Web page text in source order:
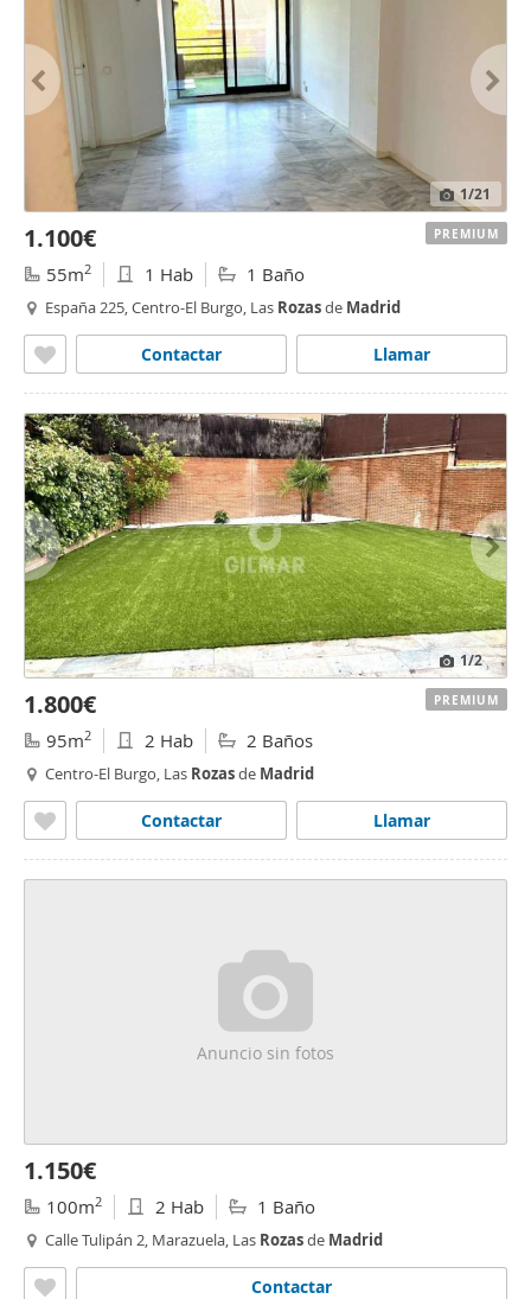
1/21
1.100€
55m2 1 Hab 1 Baño
España 225, Centro-El Burgo, Las Rozasde Madrid
Llamar
Contactar
PREMIUM
1/2
1.800€
95m2 2 Hab 2 Baños
Centro-El Burgo, Las Rozasde Madrid
Llamar
Contactar
PREMIUM
Anuncio sin fotos
1.150€
100m2 2 Hab 1 Baño
Calle Tulipán 2, Marazuela, Las Rozasde Madrid
Contactar